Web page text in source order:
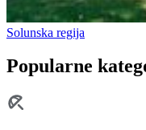
Solunska regija
Popularne